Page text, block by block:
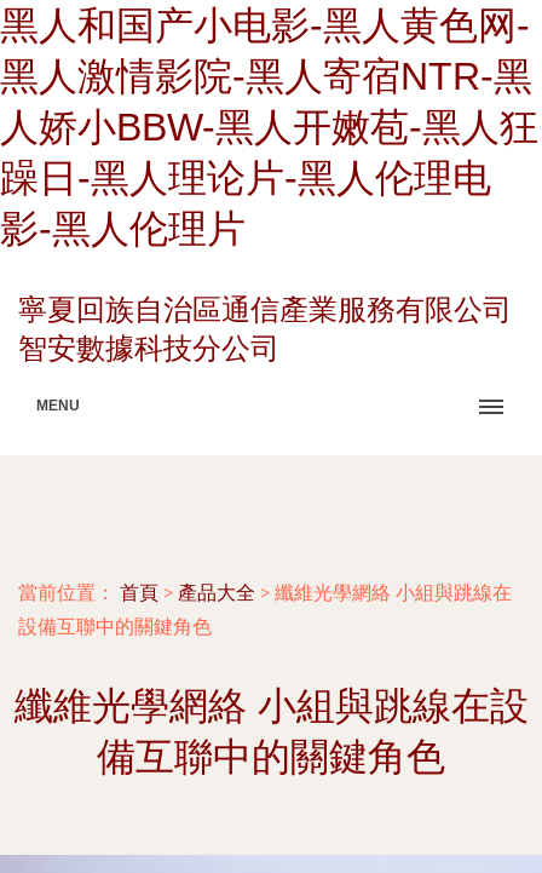
黑人和国产小电影-黑人黄色网-
黑人激情影院-黑人寄宿NTR-黑
人娇小BBW-黑人开嫩苞-黑人狂
躁日-黑人理论片-黑人伦理电
影-黑人伦理片
寧夏回族自治區通信產業服務有限公司
智安數據科技分公司
MENU
當前位置： 首頁 > 產品大全 > 纖維光學網絡 小組與跳線在
設備互聯中的關鍵角色
纖維光學網絡 小組與跳線在設
備互聯中的關鍵角色